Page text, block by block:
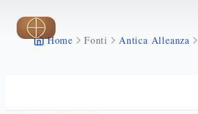
Vai al contenuto principale
Home Fonti Antica Alleanza